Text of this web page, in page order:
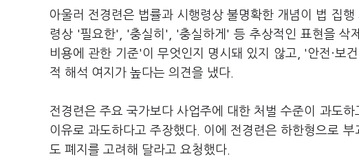
아울러 전경련은 법률과 시행령상 불명확한 개념이 법 집
령상 '필요한', '충실히', '충실하게' 등 추상적인 표현을 삭
비용에 관한 기준'이 무엇인지 명시돼 있지 않고, '안전·보
적 해석 여지가 높다는 의견을 냈다.
전경련은 주요 국가보다 사업주에 대한 처벌 수준이 과도
이유로 과도하다고 주장했다. 이에 전경련은 하한형으로
도 폐지를 고려해 달라고 요청했다.